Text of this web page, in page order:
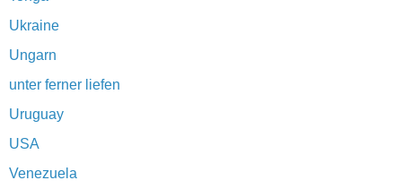
Ukraine
Ungarn
unter ferner liefen
Uruguay
USA
Venezuela